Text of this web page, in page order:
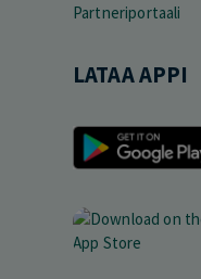
Partneriportaali
LATAA APPI